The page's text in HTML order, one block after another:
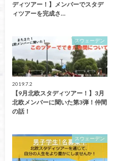
ディツアー！】メンバーでスタデ
ィツアーを完成さ…
スウェーデン
2019.7.2
【9月北欧スタディツアー！】3月
北欧メンバーに聞いた第3弾！仲間
の話！
スウェーデン